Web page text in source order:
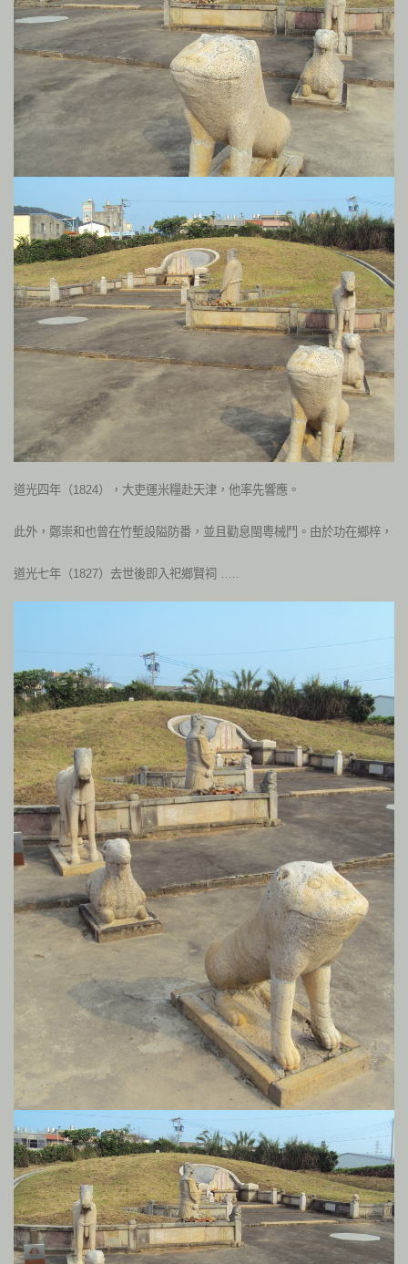
道光四年（1824），大吏運米糧赴天津，他率先響應。
此外，鄭崇和也曾在竹塹設隘防番，並且勸息閩粵械鬥。由於功在鄉梓，
道光七年（1827）去世後即入祀鄉賢祠 …..